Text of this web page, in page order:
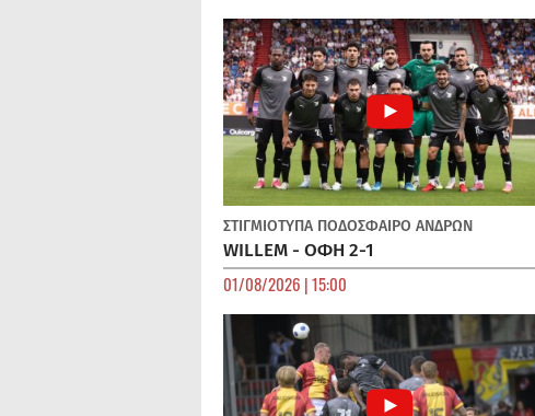
ΣΤΙΓΜΙΟΤΥΠΑ ΠΟΔΌΣΦΑΙΡΟ ΑΝΔΡΏΝ
WILLEM - ΟΦΗ 2-1
01/08/2026 | 15:00